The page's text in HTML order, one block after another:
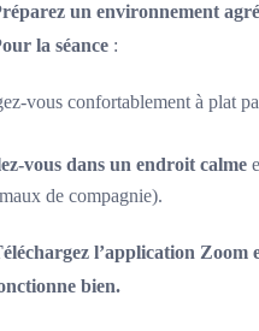
un environnement
la séance :
vous confortablement à plat
vous dans un endroit calme
de compagnie).
l’application Zoom
bien.